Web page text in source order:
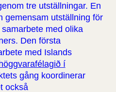
tre utställningar. En
gemensam utställning för
med olika
Den första
med Islands
í
gång koordinerar
också